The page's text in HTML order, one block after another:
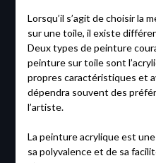
Lorsqu’il s’agit de choisir la
sur une toile, il existe
Deux types de peinture
peinture sur toile sont
propres caractéristiques et
dépendra souvent des
l’artiste.
La peinture acrylique est
sa polyvalence et de sa